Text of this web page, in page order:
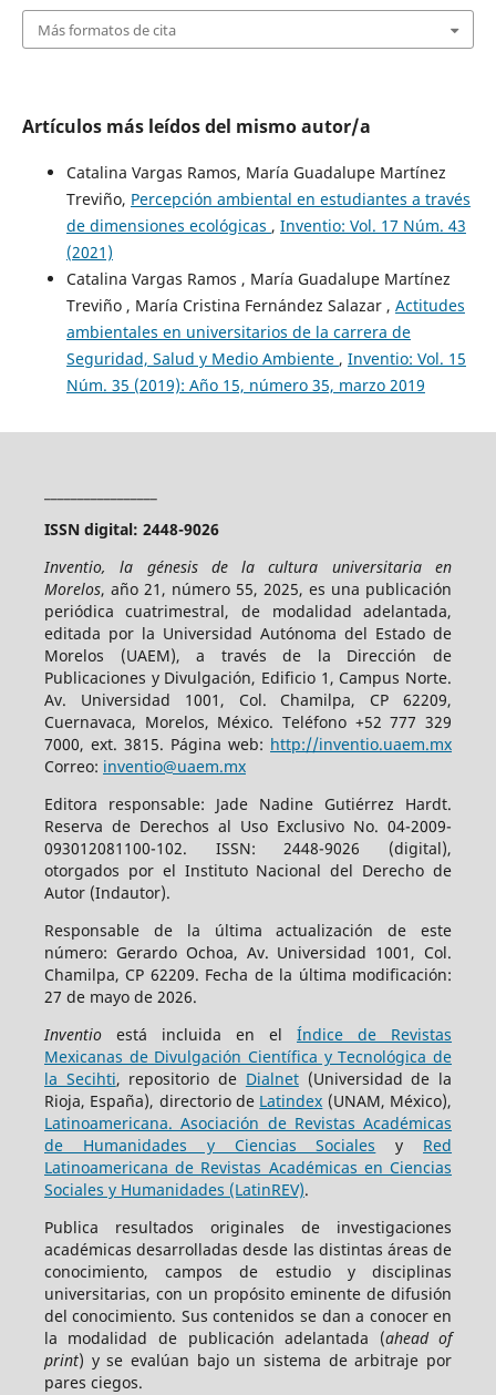
Más formatos de cita
Artículos más leídos del mismo autor/a
Catalina Vargas Ramos, María Guadalupe Martínez
Treviño, Percepción ambiental en estudiantes a través
de dimensiones ecológicas , Inventio: Vol. 17 Núm. 43
(2021)
Catalina Vargas Ramos , María Guadalupe Martínez
Treviño , María Cristina Fernández Salazar , Actitudes
ambientales en universitarios de la carrera de
Seguridad, Salud y Medio Ambiente , Inventio: Vol. 15
Núm. 35 (2019): Año 15, número 35, marzo 2019
ISSN digital: 2448-9026
Inventio, la génesis de la cultura universitaria en
Morelos, año 21, número 55, 2025, es una publicación
periódica cuatrimestral, de modalidad adelantada,
editada por la Universidad Autónoma del Estado de
Morelos (UAEM), a través de la Dirección de
Publicaciones y Divulgación, Edificio 1, Campus Norte.
Av. Universidad 1001, Col. Chamilpa, CP 62209,
Cuernavaca, Morelos, México. Teléfono +52 777 329
7000, ext. 3815. Página web: http://inventio.uaem.mx
Correo: inventio@uaem.mx
Editora responsable: Jade Nadine Gutiérrez Hardt.
Reserva de Derechos al Uso Exclusivo No. 04-2009-
093012081100-102. ISSN: 2448-9026 (digital),
otorgados por el Instituto Nacional del Derecho de
Autor (Indautor).
Responsable de la última actualización de este
número: Gerardo Ochoa, Av. Universidad 1001, Col.
Chamilpa, CP 62209. Fecha de la última modificación:
27 de mayo de 2026.
Inventioestá incluida en elÍndice de Revistas
Mexicanas de Divulgación Científica y Tecnológica de
la Secihti, repositorio de Dialnet(Universidad de la
Rioja, España), directorio de Latindex (UNAM, México),
Latinoamericana. Asociación de Revistas Académicas
de Humanidades y Ciencias Sociales y Red
Latinoamericana de Revistas Académicas en Ciencias
Sociales y Humanidades (LatinREV).
Publica resultados originales de investigaciones
académicas desarrolladas desde las distintas áreas de
conocimiento, campos de estudio y disciplinas
universitarias, con un propósito eminente de difusión
del conocimiento. Sus contenidos se dan a conocer en
la modalidad de publicación adelantada (ahead of
print) y se evalúan bajo un sistema de arbitraje por
pares ciegos.